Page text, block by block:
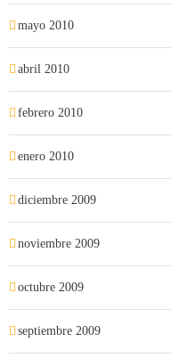
mayo 2010
abril 2010
febrero 2010
enero 2010
diciembre 2009
noviembre 2009
octubre 2009
septiembre 2009